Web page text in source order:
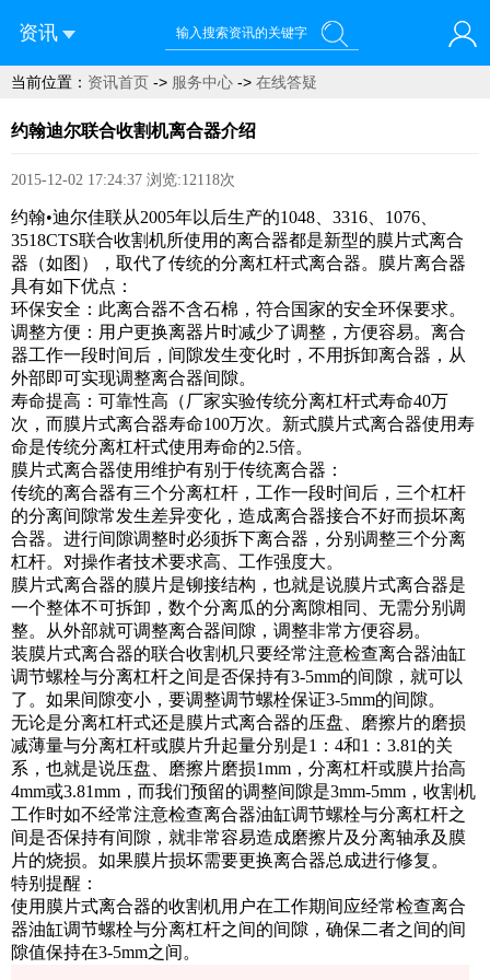
资讯
您好！欢迎来到西部农机网
当前位置： 资讯首页 -> 服务中心 -> 在线答疑
约翰迪尔联合收割机离合器介绍
2015-12-02 17:24:37 浏览:12118次
约翰•迪尔佳联从2005年以后生产的1048、3316、1076、
3518CTS联合收割机所使用的离合器都是新型的膜片式离合
器（如图），取代了传统的分离杠杆式离合器。膜片离合器
具有如下优点：
环保安全：此离合器不含石棉，符合国家的安全环保要求。
调整方便：用户更换离器片时减少了调整，方便容易。离合
器工作一段时间后，间隙发生变化时，不用拆卸离合器，从
外部即可实现调整离合器间隙。
寿命提高：可靠性高（厂家实验传统分离杠杆式寿命40万
次，而膜片式离合器寿命100万次。新式膜片式离合器使用寿
命是传统分离杠杆式使用寿命的2.5倍。
膜片式离合器使用维护有别于传统离合器：
传统的离合器有三个分离杠杆，工作一段时间后，三个杠杆
的分离间隙常发生差异变化，造成离合器接合不好而损坏离
合器。进行间隙调整时必须拆下离合器，分别调整三个分离
杠杆。对操作者技术要求高、工作强度大。
膜片式离合器的膜片是铆接结构，也就是说膜片式离合器是
一个整体不可拆卸，数个分离瓜的分离隙相同、无需分别调
整。从外部就可调整离合器间隙，调整非常方便容易。
装膜片式离合器的联合收割机只要经常注意检查离合器油缸
调节螺栓与分离杠杆之间是否保持有3-5mm的间隙，就可以
了。如果间隙变小，要调整调节螺栓保证3-5mm的间隙。
无论是分离杠杆式还是膜片式离合器的压盘、磨擦片的磨损
减薄量与分离杠杆或膜片升起量分别是1：4和1：3.81的关
系，也就是说压盘、磨擦片磨损1mm，分离杠杆或膜片抬高
4mm或3.81mm，而我们预留的调整间隙是3mm-5mm，收割机
工作时如不经常注意检查离合器油缸调节螺栓与分离杠杆之
间是否保持有间隙，就非常容易造成磨擦片及分离轴承及膜
片的烧损。如果膜片损坏需要更换离合器总成进行修复。
特别提醒：
使用膜片式离合器的收割机用户在工作期间应经常检查离合
器油缸调节螺栓与分离杠杆之间的间隙，确保二者之间的间
隙值保持在3-5mm之间。